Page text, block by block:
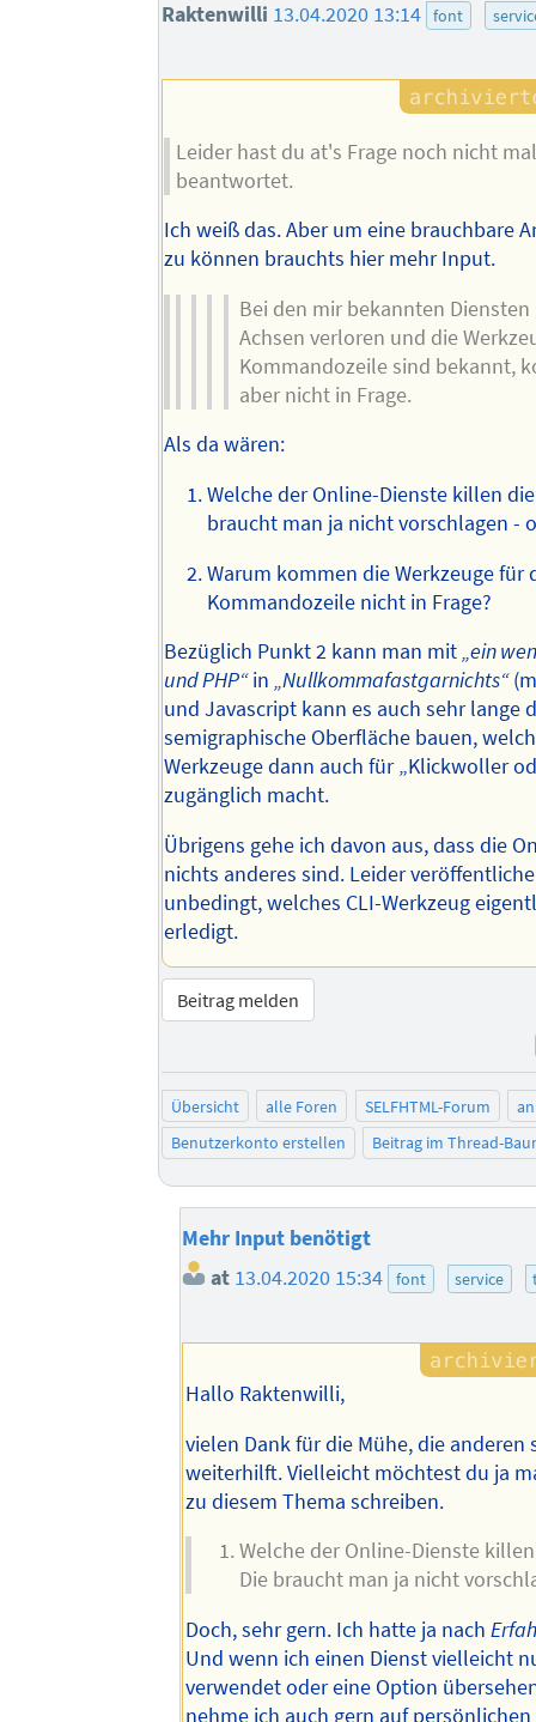
Raktenwilli 13.04.2020 13:14 font
Leider hast du at's Frage noch nicht
beantwortet.
Ich weiß das. Aber um eine brauchbare
zu können brauchts hier mehr Input.
Bei den mir bekannten Diensten
Achsen verloren und die
Kommandozeile sind bekannt,
aber nicht in Frage.
Als da wären:
Welche der Online-Dienste killen
braucht man ja nicht vorschlagen -
Warum kommen die Werkzeuge für
Kommandozeile nicht in Frage?
Bezüglich Punkt 2 kann man mit„ein
und PHP“in„Nullkommafastgarnichts“
und Javascript kann es auch sehr lange
semigraphische Oberfläche bauen,
Werkzeuge dann auch für „Klickwoller
zugänglich macht.
Übrigens gehe ich davon aus, dass die
nichts anderes sind. Leider
unbedingt, welches CLI-Werkzeug
erledigt.
Beitrag melden
Übersicht alle Foren SELFHTML-Forum
Benutzerkonto erstellen
Beitrag im Thread-
Mehr Input benötigt
at 13.04.2020 15:34 font service
Hallo Raktenwilli,
vielen Dank für die Mühe, die anderen
weiterhilft. Vielleicht möchtest du ja
zu diesem Thema schreiben.
Welche der Online-Dienste
Die braucht man ja nicht
Doch, sehr gern. Ich hatte ja nach
Und wenn ich einen Dienst vielleicht
verwendet oder eine Option
nehme ich auch gern auf